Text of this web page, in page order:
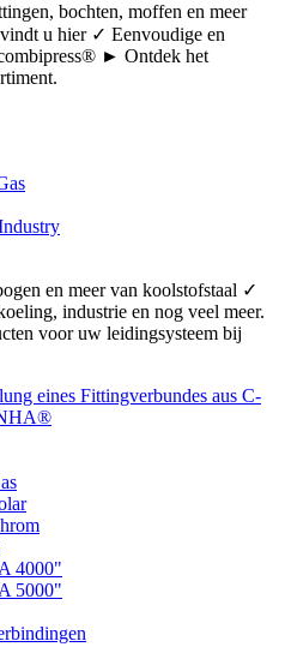
bochten, moffen en meer
u hier ✓ Eenvoudige en
► Ontdek het
en meer van koolstofstaal ✓
industrie en nog veel meer.
voor uw leidingsysteem bij
4000"
5000"